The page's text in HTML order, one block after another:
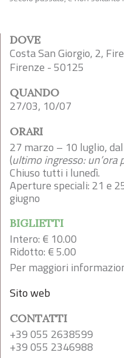
DOVE
Costa San Giorgio, 2,
Firenze - 50125
QUANDO
27/03, 10/07
ORARI
27 marzo – 10 luglio,
(ultimo ingresso: un’ora
Chiuso tutti i lunedì.
Aperture speciali: 21 e
giugno
BIGLIETTI
Intero: € 10.00
Ridotto: € 5.00
Per maggiori
Sito web
CONTATTI
+39 055 2638599
+39 055 2346988